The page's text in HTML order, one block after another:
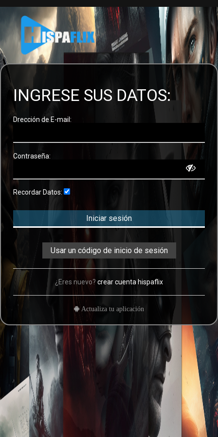
INGRESE SUS DATOS:
Drección de E-mail:
Contraseña:
Recordar Datos:
Iniciar sesión
Usar un código de inicio de sesión
¿Eres nuevo? crear cuenta hispaflix
Actualiza tu aplicación